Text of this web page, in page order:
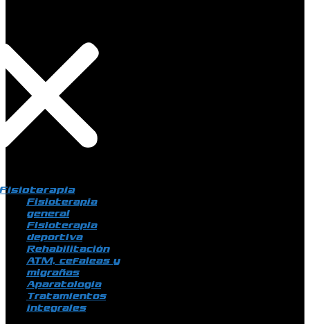
Fisioterapia
general
Fisioterapia
deportiva
Rehabilitación
ATM, cefaleas y
migrañas
Aparatología
Tratamientos
integrales